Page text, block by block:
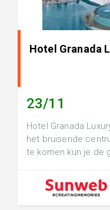
Hotel Granada
23/11
Hotel Granada
het bruisende
te komen kun je de